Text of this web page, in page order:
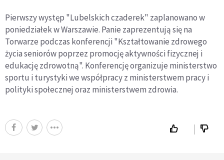
Pierwszy występ "Lubelskich czaderek" zaplanowano w
poniedziałek w Warszawie. Panie zaprezentują się na
Torwarze podczas konferencji "Kształtowanie zdrowego
życia seniorów poprzez promocję aktywności fizycznej i
edukację zdrowotną". Konferencję organizuje ministerstwo
sportu i turystyki we współpracy z ministerstwem pracy i
polityki społecznej oraz ministerstwem zdrowia.